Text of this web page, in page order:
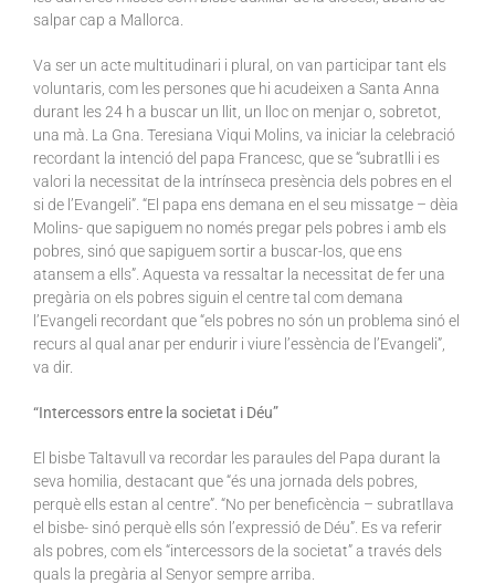
salpar cap a Mallorca.
Va ser un acte multitudinari i plural, on van participar tant els
voluntaris, com les persones que hi acudeixen a Santa Anna
durant les 24 h a buscar un llit, un lloc on menjar o, sobretot,
una mà. La Gna . Teresiana Viqui Molins, va iniciar la celebració
recordant la intenció del papa Francesc, que se “subratlli i es
valori la necessitat de la intrínseca presència dels pobres en el
si de l’Evangeli”. “El papa ens demana en el seu missatge – dèia
Molins- que sapiguem no només pregar pels pobres i amb els
pobres, sinó que sapiguem sortir a buscar-los, que ens
atansem a ells”. Aquesta va ressaltar la necessitat de fer una
pregària on els pobres siguin el centre tal com demana
l’Evangeli recordant que “els pobres no són un problema sinó el
recurs al qual anar per endurir i viure l’essència de l’Evangeli”,
va dir.
“Intercessors entre la societat i Déu”
El bisbe Taltavull va recordar les paraules del Papa durant la
seva homilia, destacant que “és una jornada dels pobres,
perquè ells estan al centre”. “No per beneficència – subratllava
el bisbe- sinó perquè ells són l’expressió de Déu”. Es va referir
als pobres, com els “intercessors de la societat” a través dels
quals la pregària al Senyor sempre arriba.